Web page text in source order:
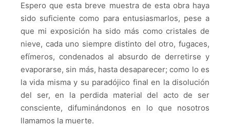
Espero que esta breve muestra de esta obra haya
sido suficiente como para entusiasmarlos, pese a
que mi exposición ha sido más como cristales de
nieve, cada uno siempre distinto del otro, fugaces,
efímeros, condenados al absurdo de derretirse y
evaporarse, sin más, hasta desaparecer; como lo es
la vida misma y su paradójico final en la disolución
del ser, en la perdida material del acto de ser
consciente, difuminándonos en lo que nosotros
llamamos la muerte.